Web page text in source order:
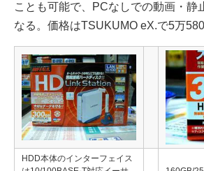
ことも可能で、PCなしでの動画・静
なる。価格はTSUKUMO eX.で5万
HDD本体のインターフェイス